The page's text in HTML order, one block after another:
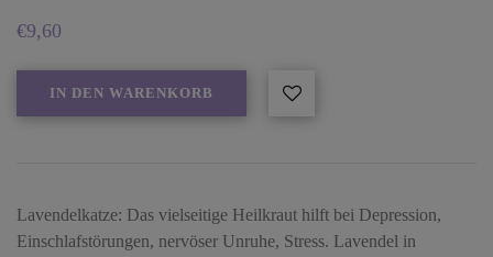
€9,60
IN DEN WARENKORB
Lavendelkatze: Das vielseitige Heilkraut hilft bei Depression,
Einschlafstörungen, nervöser Unruhe, Stress. Lavendel in